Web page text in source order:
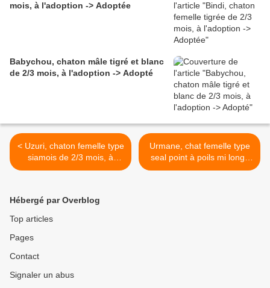
mois, à l'adoption -> Adoptée
Babychou, chaton mâle tigré et blanc
de 2/3 mois, à l'adoption -> Adopté
< Uzuri, chaton femelle type
siamois de 2/3 mois, à
l'adoption -> adoptée
Urmane, chat femelle type
seal point à poils mi longs
de 2021, à l'adoption ->
Hébergé par Overblog
Top articles
Pages
Contact
Signaler un abus